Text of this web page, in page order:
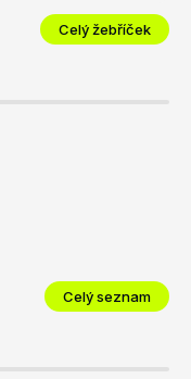
Celý žebříček
Celý seznam